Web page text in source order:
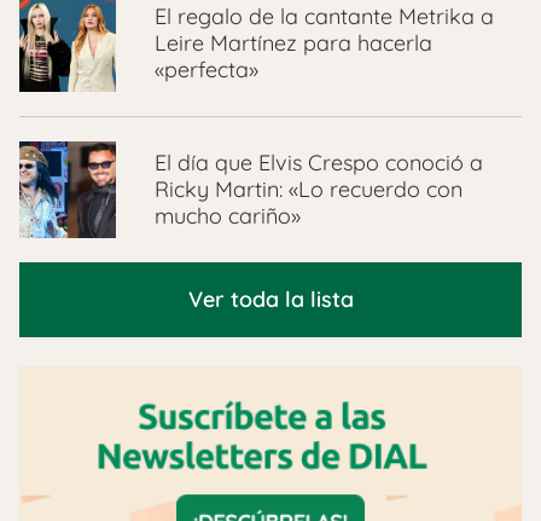
El regalo de la cantante Metrika a
Leire Martínez para hacerla
«perfecta»
El día que Elvis Crespo conoció a
Ricky Martin: «Lo recuerdo con
mucho cariño»
Ver toda la lista